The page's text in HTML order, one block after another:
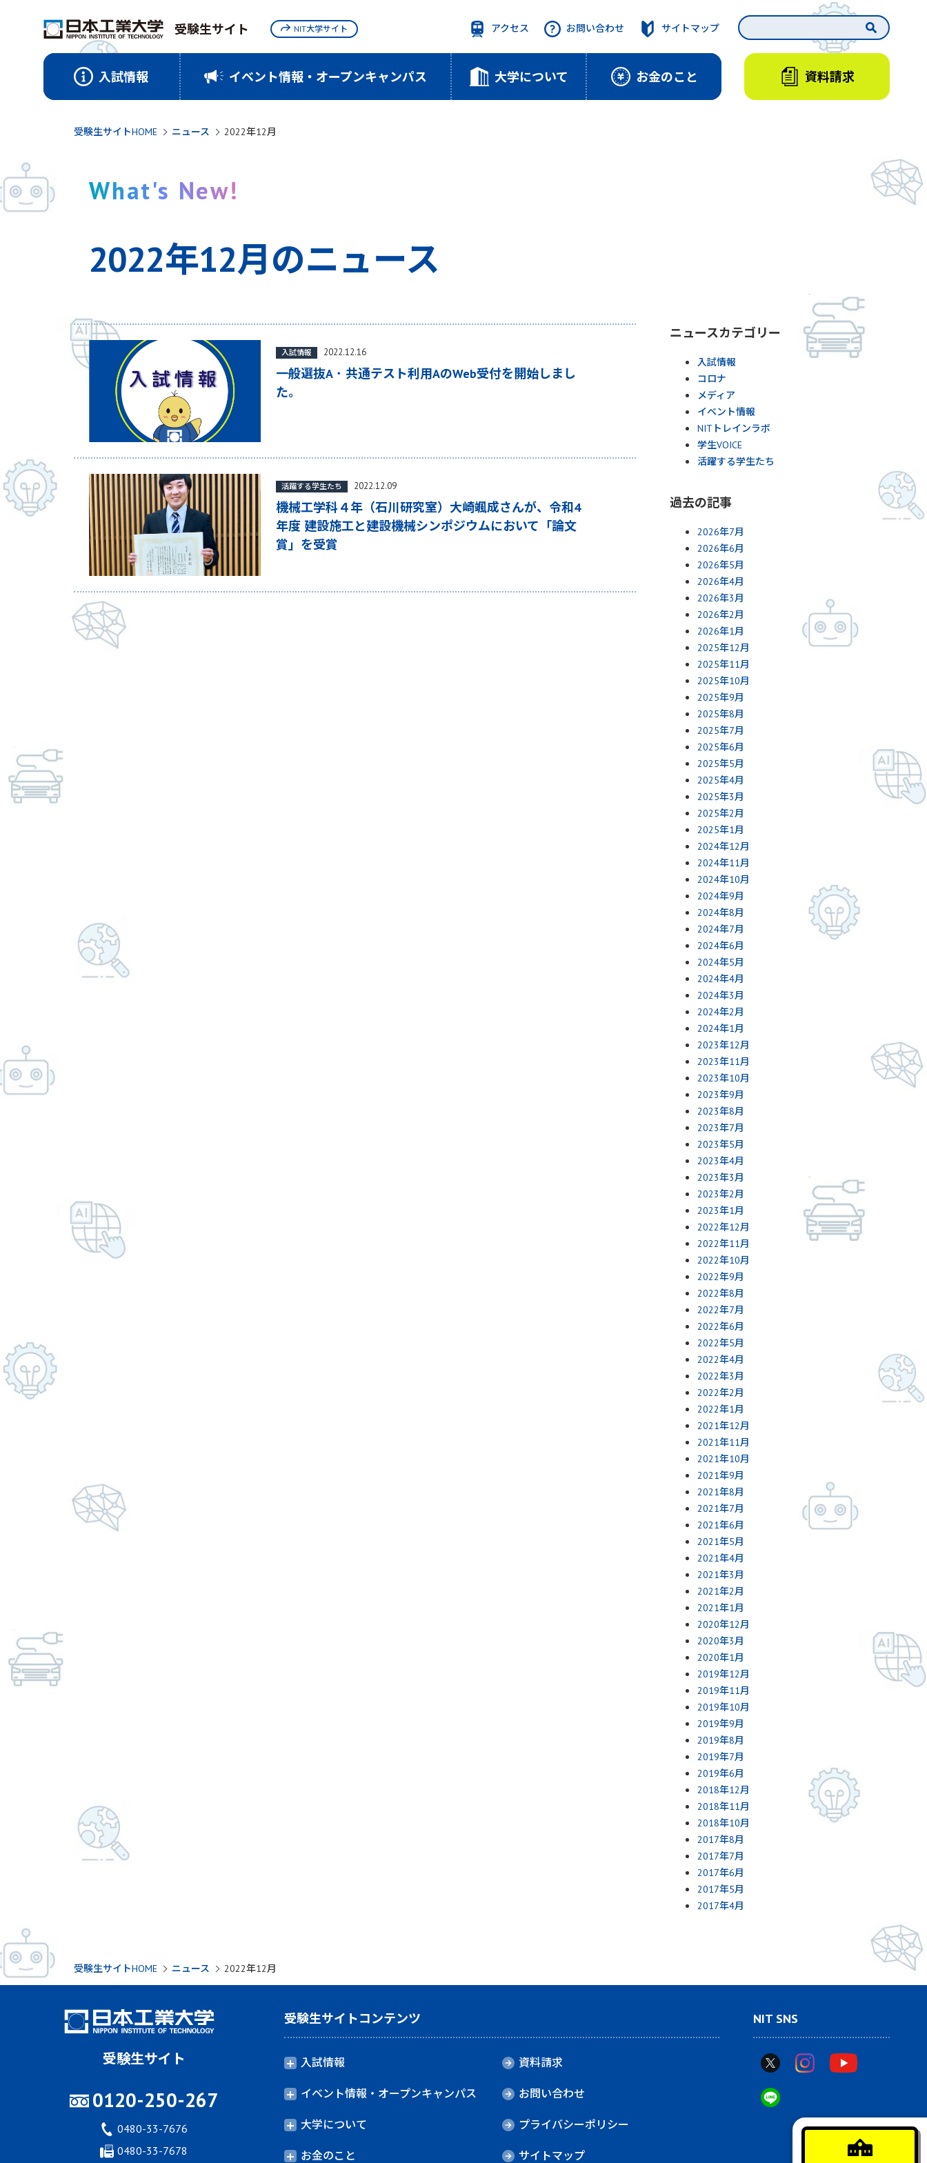
受験生サイト
入試情報 イベント情報・オープンキャンパス 大学について お金のこと
アクセス お問い合わせ サイトマップ
資料請求
NIT大学サイト
受験生サイトHOME ニュース 2022年12月
What's New!
2022年12月のニュース
一般選抜A ･ 共通テスト利用AのWeb受付を開始しまし
た。
入試情報 2022.12.16
機械工学科４年（石川研究室）大崎颯成さんが、令和4
年度 建設施工と建設機械シンポジウムにおいて「論文
賞」を受賞
活躍する学生たち 2022.12.09
ニュースカテゴリー
入試情報
コロナ
メディア
イベント情報
NITトレインラボ
学生VOICE
活躍する学生たち
過去の記事
2026年7月
2026年6月
2026年5月
2026年4月
2026年3月
2026年2月
2026年1月
2025年12月
2025年11月
2025年10月
2025年9月
2025年8月
2025年7月
2025年6月
2025年5月
2025年4月
2025年3月
2025年2月
2025年1月
2024年12月
2024年11月
2024年10月
2024年9月
2024年8月
2024年7月
2024年6月
2024年5月
2024年4月
2024年3月
2024年2月
2024年1月
2023年12月
2023年11月
2023年10月
2023年9月
2023年8月
2023年7月
2023年5月
2023年4月
2023年3月
2023年2月
2023年1月
2022年12月
2022年11月
2022年10月
2022年9月
2022年8月
2022年7月
2022年6月
2022年5月
2022年4月
2022年3月
2022年2月
2022年1月
2021年12月
2021年11月
2021年10月
2021年9月
2021年8月
2021年7月
2021年6月
2021年5月
2021年4月
2021年3月
2021年2月
2021年1月
2020年12月
2020年3月
2020年1月
2019年12月
2019年11月
2019年10月
2019年9月
2019年8月
2019年7月
2019年6月
2018年12月
2018年11月
2018年10月
2017年8月
2017年7月
2017年6月
2017年5月
2017年4月
受験生サイトHOME ニュース 2022年12月
受験生サイトコンテンツ
入試情報
イベント情報・オープンキャンパス
大学について
お金のこと
資料請求
お問い合わせ
プライバシーポリシー
サイトマップ
NIT SNS
受験生サイト
0120-250-267
0480-33-7676
0480-33-7678